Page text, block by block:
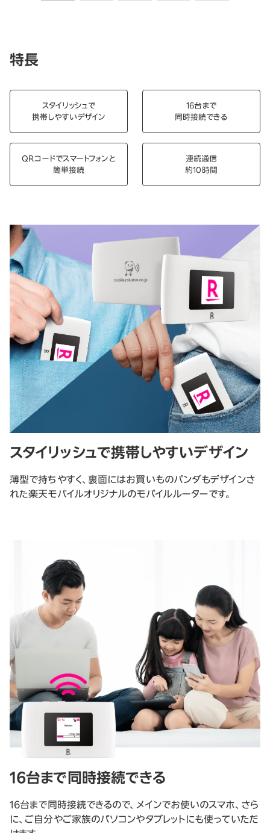
特長
スタイリッシュで
携帯しやすいデザイン
16台まで
同時接続できる
QRコードでスマートフォンと
簡単接続
連続通信
約10時間
スタイリッシュで携帯しやすいデザイン
薄型で持ちやすく、裏面にはお買いものパンダもデザインさ
れた楽天モバイルオリジナルのモバイルルーターです。
16台まで同時接続できる
16台まで同時接続できるので、メインでお使いのスマホ、さら
に、ご自分やご家族のパソコンやタブレットにも使っていただ